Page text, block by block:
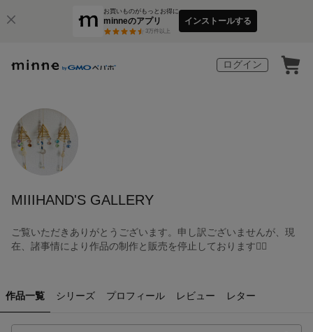
お買いものがもっとお得に
minneのアプリ
3万件以上
インストールする
ログイン
MIIIHAND'S GALLERY
ご覧いただきありがとうございます。申し訳ございませんが、現
在、諸事情により作品の制作と販売を停止しております🙇‍♀️
作品一覧 シリーズ プロフィール レビュー レター